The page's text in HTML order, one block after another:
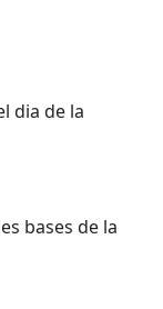
dia de la
bases de la